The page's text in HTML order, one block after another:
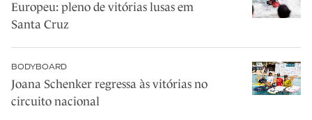
Europeu: pleno de vitórias lusas em
Santa Cruz
BODYBOARD
Joana Schenker regressa às vitórias no
circuito nacional